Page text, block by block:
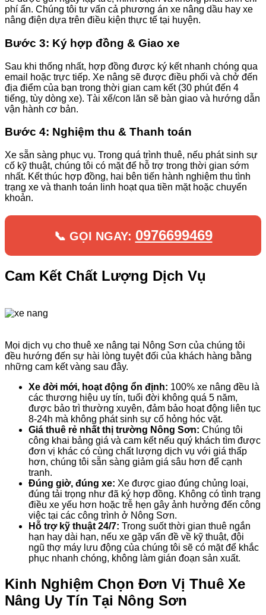
phí ẩn. Chúng tôi tư vấn cả phương án xe nâng dầu hay xe
nâng điện dựa trên điều kiện thực tế tại huyện.
Bước 3: Ký hợp đồng & Giao xe
Sau khi thống nhất, hợp đồng được ký kết nhanh chóng qua
email hoặc trực tiếp. Xe nâng sẽ được điều phối và chở đến
địa điểm của bạn trong thời gian cam kết (30 phút đến 4
tiếng, tùy dòng xe). Tài xế/con lăn sẽ bàn giao và hướng dẫn
vận hành cơ bản.
Bước 4: Nghiệm thu & Thanh toán
Xe sẵn sàng phục vụ. Trong quá trình thuê, nếu phát sinh sự
cố kỹ thuật, chúng tôi có mặt để hỗ trợ trong thời gian sớm
nhất. Kết thúc hợp đồng, hai bên tiến hành nghiệm thu tình
trạng xe và thanh toán linh hoạt qua tiền mặt hoặc chuyển
khoản.
📞 GỌI NGAY: 0976699469
Cam Kết Chất Lượng Dịch Vụ
Mọi dịch vụ cho thuê xe nâng tại Nông Sơn của chúng tôi
đều hướng đến sự hài lòng tuyệt đối của khách hàng bằng
những cam kết vàng sau đây.
Xe đời mới, hoạt động ổn định: 100% xe nâng đều là
các thương hiệu uy tín, tuổi đời không quá 5 năm,
được bảo trì thường xuyên, đảm bảo hoạt động liên tục
8-24h mà không phát sinh sự cố hỏng hóc vặt.
Giá thuê rẻ nhất thị trường Nông Sơn: Chúng tôi
công khai bảng giá và cam kết nếu quý khách tìm được
đơn vị khác có cùng chất lượng dịch vụ với giá thấp
hơn, chúng tôi sẵn sàng giảm giá sâu hơn để cạnh
tranh.
Đúng giờ, đúng xe: Xe được giao đúng chủng loại,
đúng tải trọng như đã ký hợp đồng. Không có tình trạng
điều xe yếu hơn hoặc trễ hẹn gây ảnh hưởng đến công
việc tại các công trình ở Nông Sơn.
Hỗ trợ kỹ thuật 24/7: Trong suốt thời gian thuê ngắn
hạn hay dài hạn, nếu xe gặp vấn đề về kỹ thuật, đội
ngũ thợ máy lưu động của chúng tôi sẽ có mặt để khắc
phục nhanh chóng, không làm gián đoạn sản xuất.
Kinh Nghiệm Chọn Đơn Vị Thuê Xe
Nâng Uy Tín Tại Nông Sơn